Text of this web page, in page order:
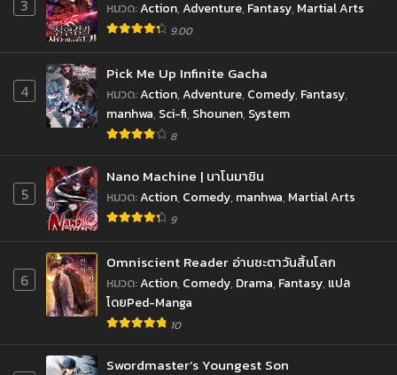
3 หมวด:Action,Adventure, Fantasy, Martial Arts
9.00
4
Pick Me Up Infinite Gacha
หมวด:Action,Adventure, Comedy, Fantasy,
manhwa, Sci-fi, Shounen, System
8
5
Nano Machine | นาโนมาชิน
หมวด:Action, Comedy, manhwa, Martial Arts
9
6
Omniscient Reader อ่านชะตาวันสิ้นโลก
หมวด:Action, Comedy, Drama, Fantasy, แปล
โดยPed-Manga
10
Swordmaster’s Youngest Son